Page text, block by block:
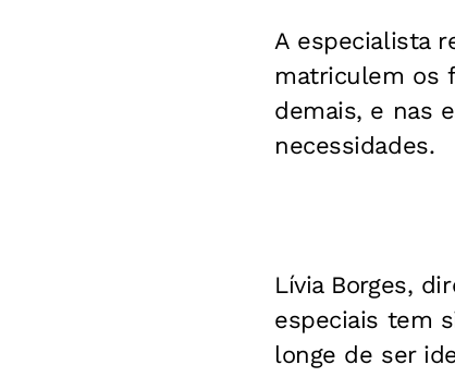
A especialista
matriculem os
demais, e nas
necessidades.
Lívia Borges,
especiais tem
longe de ser